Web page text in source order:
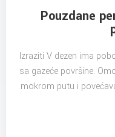
Pouzdane
Izraziti V dezen ima
sa gazeće površine.
mokrom putu i